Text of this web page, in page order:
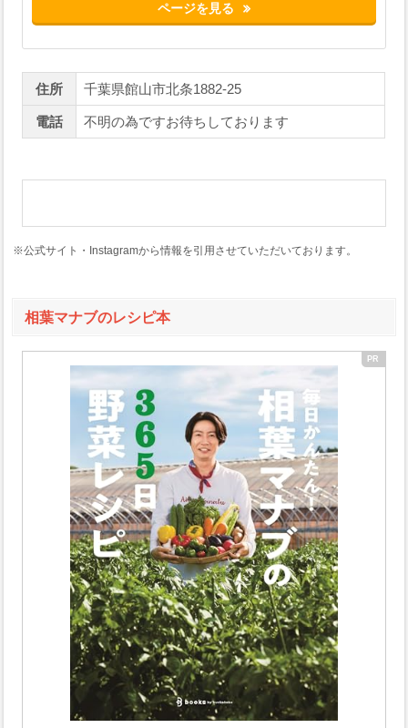
ページを見る
住所 千葉県館山市北条1882-25
電話 不明の為ですお待ちしております
※公式サイト・Instagramから情報を引用させていただいております。
相葉マナブのレシピ本